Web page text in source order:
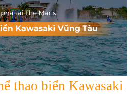
thao biển Kawasaki